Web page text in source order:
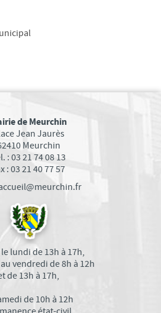
JEUNESSE
ENFANCE
DU MERCREDI
PRIMAIRE ET MATERNEL
ET DE LA JEUNESSE
VACANCES
PLU : Rapport d'enquête et
de Meurchin
Jean Jaurès
Meurchin
: 03 21 74 08 13
: 03 21 40 77 57
lundi de 13h à 17h,
vendredi de 8h à 12h
de 13h à 17h,
de 10h à 12h